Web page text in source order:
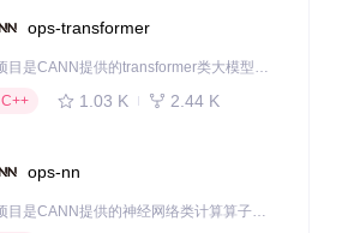
ops-transformer
本项目是CANN提供的transformer类大模型算子库，实现网络在NPU上加速计算。
C++
1.03 K 2.44 K
ops-nn
本项目是CANN提供的神经网络类计算算子库，实现网络在NPU上加速计算。